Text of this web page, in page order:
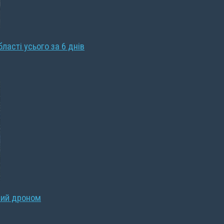
усього за 6 днів
дроном